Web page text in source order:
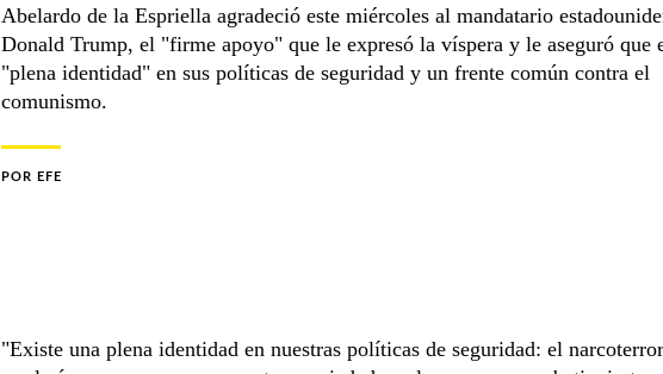
Abelardo de la Espriella agradeció este miércoles al mandatario
Donald Trump, el "firme apoyo" que le expresó la víspera y le aseguró que
"plena identidad" en sus políticas de seguridad y un frente común contra el
comunismo.
POR EFE
"Existe una plena identidad en nuestras políticas de seguridad: el